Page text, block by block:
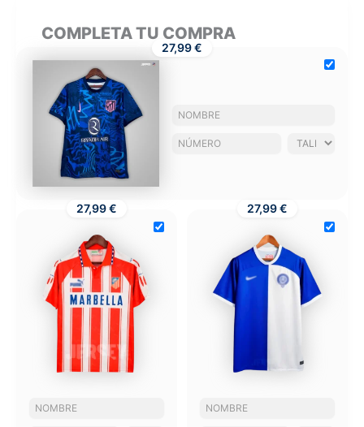
COMPLETA TU COMPRA
27,99 €
27,99 € 27,99 €